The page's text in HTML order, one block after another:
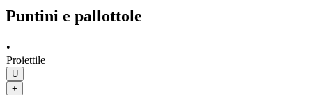
Puntini e pallottole
•
Proiettile
U
+